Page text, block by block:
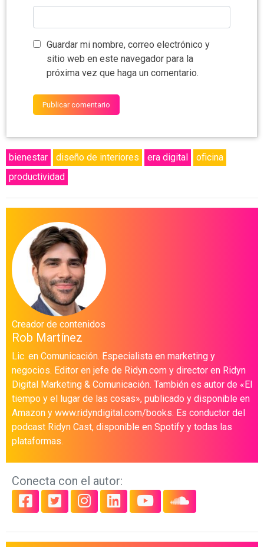
Guardar mi nombre, correo electrónico y
sitio web en este navegador para la
próxima vez que haga un comentario.
bienestar diseño de interiores era digital
oficina
productividad
Creador de contenidos
Rob Martínez
Lic. en Comunicación. Especialista en marketing y
negocios. Editor en jefe de Ridyn.com y director en Ridyn
Digital Marketing & Comunicación. También es autor de «El
tiempo y el lugar de las cosas», publicado y disponible en
Amazon y www.ridyndigital.com/books. Es conductor del
podcast Ridyn Cast, disponible en Spotify y todas las
plataformas.
Conecta con el autor: